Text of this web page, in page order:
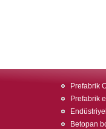
Prefabrik
Prefabrik
Betopan